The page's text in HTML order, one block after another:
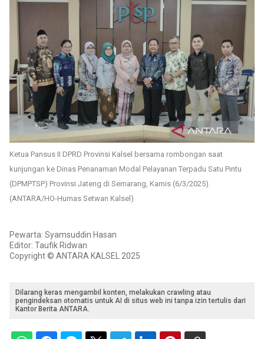
Ketua Pansus II DPRD Provinsi Kalsel bersama rombongan saat
kunjungan ke Dinas Penanaman Modal Pelayanan Terpadu Satu Pintu
(DPMPTSP) Provinsi Jateng di Semarang, Kamis (6/3/2025).
(ANTARA/HO-Humas Setwan Kalsel)
Pewarta: Syamsuddin Hasan
Editor: Taufik Ridwan
Copyright © ANTARA KALSEL 2025
Dilarang keras mengambil konten, melakukan crawling atau
pengindeksan otomatis untuk AI di situs web ini tanpa izin tertulis dari
Kantor Berita ANTARA.